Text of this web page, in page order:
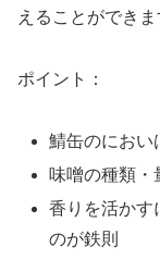
えることができま
ポイント：
鯖缶のにおい
味噌の種類・
香りを活かす
のが鉄則